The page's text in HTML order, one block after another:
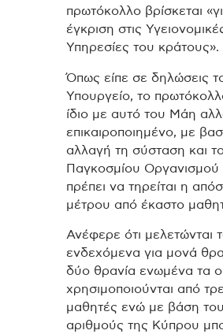
πρωτόκολλο βρίσκεται
έγκριση στις
Υπηρεσίες του κράτους».
Όπως είπε σε δηλώσεις
Υπουργείο, το
ίδιο με αυτό του Μάη
επικαιροποιημένο, με
αλλαγή τη σύσταση και
Παγκοσμίου Οργανισμού
πρέπει να τηρείται η
μέτρου από έκαστο
Ανέφερε ότι μελετώνται
ενδεχόμενα για μονά
δύο θρανία ενωμένα τα
χρησιμοποιούνται από
μαθητές ενώ με βάση
αριθμούς της Κύπρου